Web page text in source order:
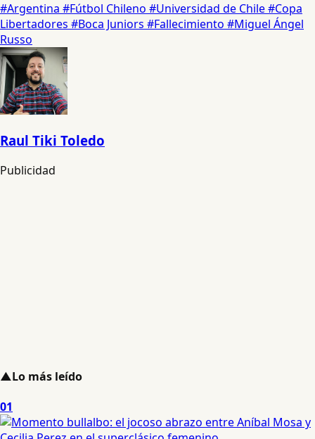
#Argentina #Fútbol Chileno #Universidad de Chile#Copa
Libertadores #Boca Juniors #Fallecimiento #Miguel Ángel
Russo
Raul Tiki Toledo
Publicidad
▲Lo más leído
01